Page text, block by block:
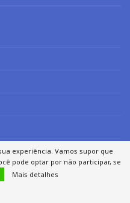
experiência. Vamos supor que
pode optar por não participar, se
Mais detalhes